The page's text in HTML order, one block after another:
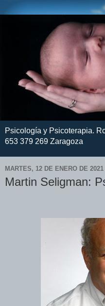
Psicología y Psicoterapia.
653 379 269 Zaragoza
MARTES, 12 DE ENERO DE 2021
Martin Seligman: